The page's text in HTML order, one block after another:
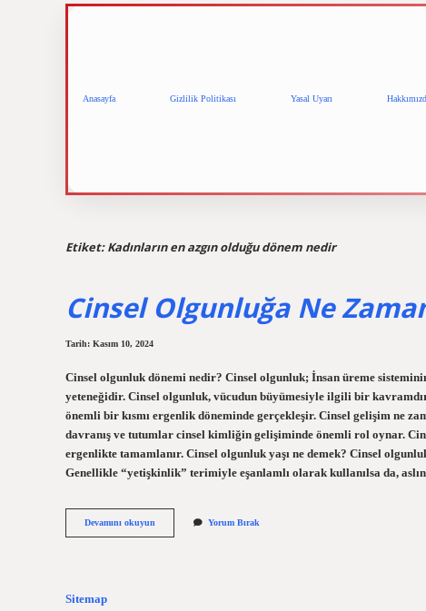
Anasayfa Gizlilik Politikası Yasal Uyarı
Etiket:Kadınların en azgın olduğu dönem nedir
Cinsel Olgunluğa Ne
Tarih: Kasım 10, 2024
Cinsel olgunluk dönemi nedir? Cinsel olgunluk; İnsan üreme
yeteneğidir. Cinsel olgunluk, vücudun büyümesiyle ilgili bir
önemli bir kısmı ergenlik döneminde gerçekleşir. Cinsel gelişim ne
davranış ve tutumlar cinsel kimliğin gelişiminde önemli rol oynar.
ergenlikte tamamlanır. Cinsel olgunluk yaşı ne demek? Cinsel
Genellikle “yetişkinlik” terimiyle eşanlamlı olarak kullanılsa da,
Devamını okuyun
Olgunluğa
Yorum Bırak
Sitemap